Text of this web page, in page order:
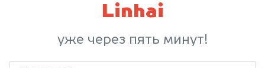
Linhai
уже через пять минут!